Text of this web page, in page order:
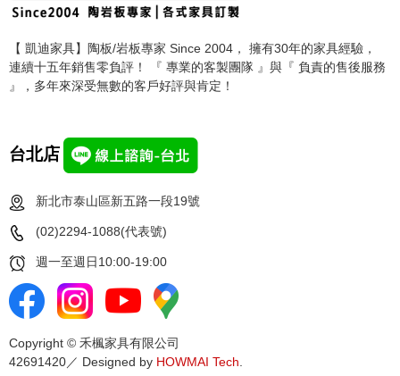
【 凱迪家具】陶板/岩板專家 Since 2004， 擁有30年的家具經驗，
連續十五年銷售零負評！ 『 專業的客製團隊 』與『 負責的售後服務
』，多年來深受無數的客戶好評與肯定！
台北店
新北市泰山區新五路一段19號
(02)2294-1088(代表號)
週一至週日10:00-19:00
Copyright © 禾楓家具有限公司
42691420／ Designed by HOWMAI Tech.